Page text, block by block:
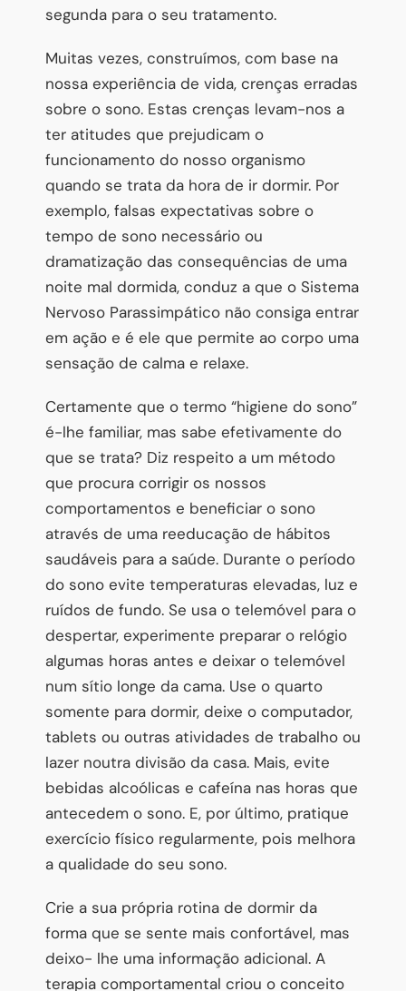
segunda para o seu tratamento.
Muitas vezes, construímos, com base na
nossa experiência de vida, crenças erradas
sobre o sono. Estas crenças levam-nos a
ter atitudes que prejudicam o
funcionamento do nosso organismo
quando se trata da hora de ir dormir. Por
exemplo, falsas expectativas sobre o
tempo de sono necessário ou
dramatização das consequências de uma
noite mal dormida, conduz a que o Sistema
Nervoso Parassimpático não consiga entrar
em ação e é ele que permite ao corpo uma
sensação de calma e relaxe.
Certamente que o termo “higiene do sono”
é-lhe familiar, mas sabe efetivamente do
que se trata? Diz respeito a um método
que procura corrigir os nossos
comportamentos e beneficiar o sono
através de uma reeducação de hábitos
saudáveis para a saúde. Durante o período
do sono evite temperaturas elevadas, luz e
ruídos de fundo. Se usa o telemóvel para o
despertar, experimente preparar o relógio
algumas horas antes e deixar o telemóvel
num sítio longe da cama. Use o quarto
somente para dormir, deixe o computador,
tablets ou outras atividades de trabalho ou
lazer noutra divisão da casa. Mais, evite
bebidas alcoólicas e cafeína nas horas que
antecedem o sono. E, por último, pratique
exercício físico regularmente, pois melhora
a qualidade do seu sono.
Crie a sua própria rotina de dormir da
forma que se sente mais confortável, mas
deixo- lhe uma informação adicional. A
terapia comportamental criou o conceito